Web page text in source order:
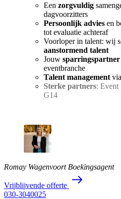
Een zorgvuldig
dagvoorzitters
Persoonlijk advies en
tot evaluatie achteraf
Voorloper in talent: wij
aanstormend talent
Jouw sparringspartner
eventbranche
Talent management
Sterke partners:
G14
Romay Wagenvoort Boekingsagent
Vrijblijvende offerte
030-3040025